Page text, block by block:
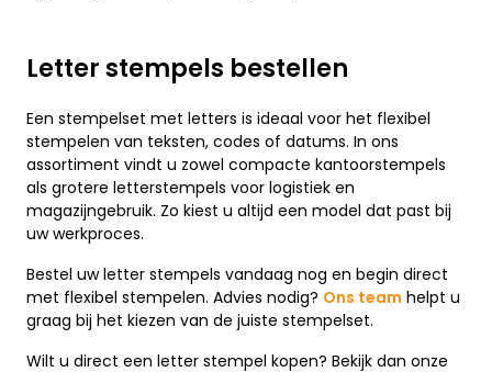
Letter stempels bestellen
Een stempelset met letters is ideaal voor het flexibel
stempelen van teksten, codes of datums. In ons
assortiment vindt u zowel compacte kantoorstempels
als grotere letterstempels voor logistiek en
magazijngebruik. Zo kiest u altijd een model dat past bij
uw werkproces.
Bestel uw letter stempels vandaag nog en begin direct
met flexibel stempelen. Advies nodig? Ons team helpt u
graag bij het kiezen van de juiste stempelset.
Wilt u direct een letter stempel kopen? Bekijk dan onze